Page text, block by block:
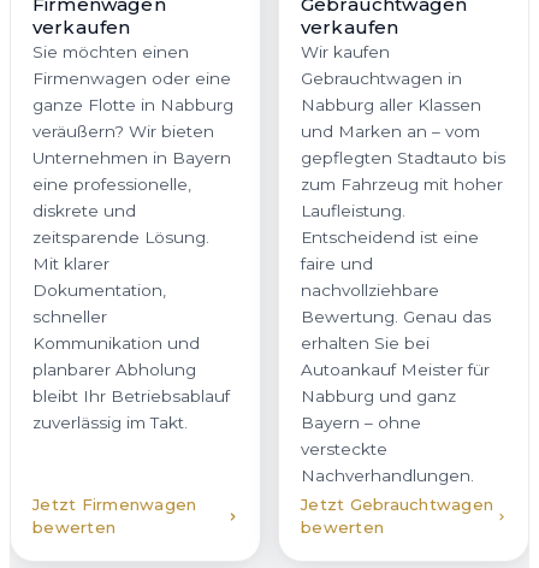
Firmenwagen
verkaufen
Sie möchten einen
Firmenwagen oder eine
ganze Flotte in Nabburg
veräußern? Wir bieten
Unternehmen in Bayern
eine professionelle,
diskrete und
zeitsparende Lösung.
Mit klarer
Dokumentation,
schneller
Kommunikation und
planbarer Abholung
bleibt Ihr Betriebsablauf
zuverlässig im Takt.
Jetzt Firmenwagen
bewerten
Gebrauchtwagen
verkaufen
Wir kaufen
Gebrauchtwagen in
Nabburg aller Klassen
und Marken an – vom
gepflegten Stadtauto bis
zum Fahrzeug mit hoher
Laufleistung.
Entscheidend ist eine
faire und
nachvollziehbare
Bewertung. Genau das
erhalten Sie bei
Autoankauf Meister für
Nabburg und ganz
Bayern – ohne
versteckte
Nachverhandlungen.
Jetzt Gebrauchtwagen
bewerten